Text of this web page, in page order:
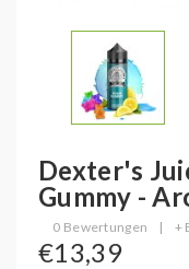
Dexter's
Gummy -
0 Bewertungen | +
€13,39